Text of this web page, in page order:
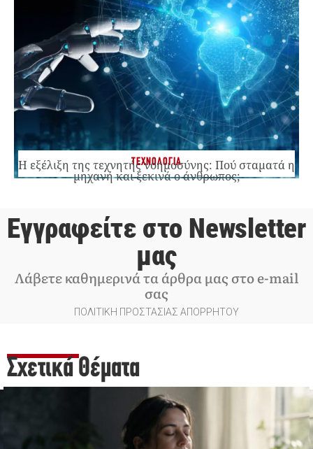
ΤΕΧΝΟΛΟΓΙΑ
Η εξέλιξη της τεχνητής νοημοσύνης: Πού σταματά η
μηχανή και ξεκινά ο άνθρωπος;
Εγγραφείτε στο Newsletter
μας
Λάβετε καθημερινά τα άρθρα μας στο e-mail
σας
ΠΟΛΙΤΙΚΗ ΠΡΟΣΤΑΣΙΑΣ ΑΠΟΡΡΗΤΟΥ
Σχετικά Θέματα